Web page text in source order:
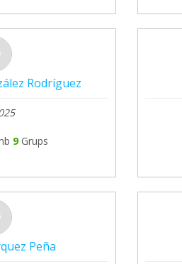
Rodríguez
9 Grups
Peña